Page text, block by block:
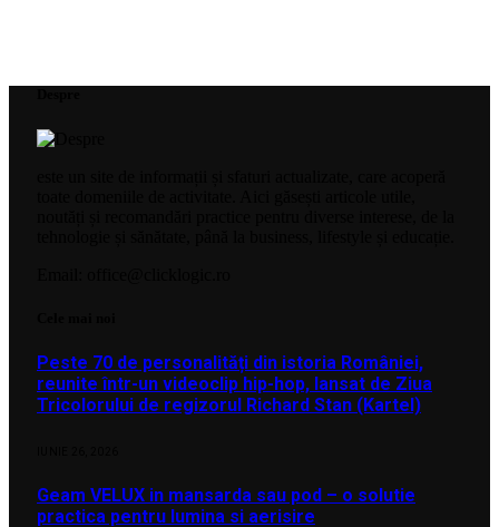
Peste 70 de personalități din istoria României,
reunite într-un videoclip hip-hop, lansat de Ziua
Tricolorului de regizorul Richard Stan (Kartel)
Geam VELUX in mansarda sau pod – o solutie
practica pentru lumina si aerisire